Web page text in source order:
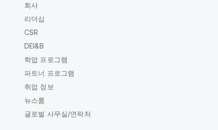
회사
리더십
CSR
DEI&B
학업 프로그램
파트너 프로그램
취업 정보
뉴스룸
글로벌 사무실/연락처